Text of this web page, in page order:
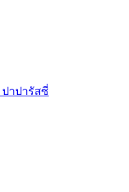
ปาปารัสซี่